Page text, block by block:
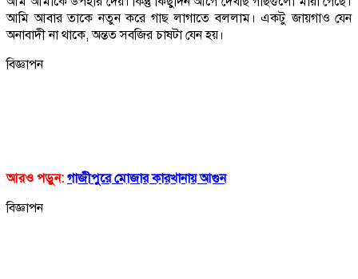
আমি আবার তাকে নতুন করে গাছ লাগাতে বললাম। একটু জায়গাও যেন
অনাবাদী না থাকে, অন্তত সবজির চাষটা যেন হয়।
বিজ্ঞাপন
আরও পড়ুন: গাজীপুরে মোজার কারখানায় আগুন
বিজ্ঞাপন